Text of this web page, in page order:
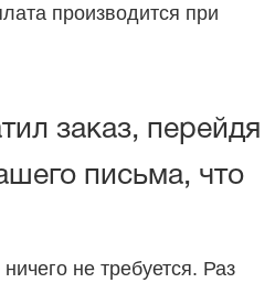
производится при
заказ, перейдя
письма, что
не требуется. Раз